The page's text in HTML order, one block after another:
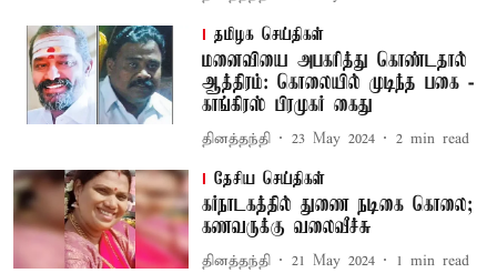
தமிழக செய்திகள்
மனைவியை அபகரித்து கொண்டதால்
ஆத்திரம்: கொலையில் முடிந்த பகை -
காங்கிரஸ் பிரமுகர் கைது
தினத்தந்தி 23 May 2024 2 min read
தேசிய செய்திகள்
கர்நாடகத்தில் துணை நடிகை கொலை;
கணவருக்கு வலைவீச்சு
தினத்தந்தி 21 May 2024 1 min read